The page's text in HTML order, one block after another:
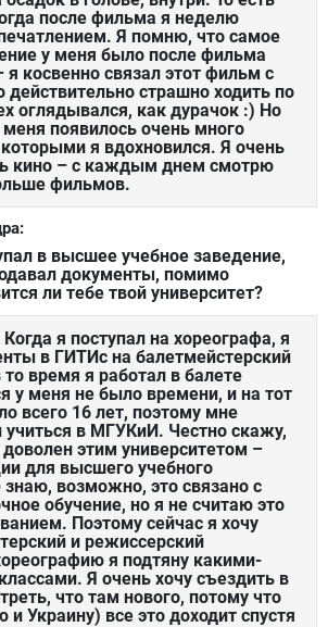
после фильма я неделю
Я помню, что самое
у меня было после фильма
косвенно связал этот фильм с
страшно ходить по
оглядывался, как дурачок :) Но
появилось очень много
я вдохновился. Я очень
кино – с каждым днем смотрю
фильмов.
в высшее учебное заведение,
документы, помимо
ли тебе твой университет?
Когда я поступал на хореографа, я
в ГИТИс на балетмейстерский
время я работал в балете
у меня не было времени, и на тот
всего 16 лет, поэтому мне
учиться в МГУКиИ. Честно скажу,
этим университетом –
для высшего учебного
возможно, это связано с
обучение, но я не считаю это
Поэтому сейчас я хочу
и режиссерский
я подтяну какими-
Я очень хочу съездить в
что там нового, потому что
и Украину) все это доходит спустя